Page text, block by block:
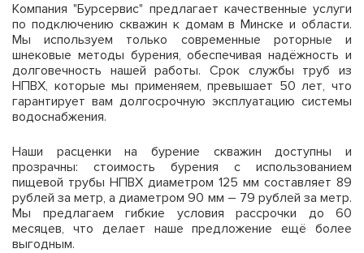
Компания "Бурсервис" предлагает качественные услуги
по подключению скважин к домам в Минске и области.
Мы используем только современные роторные и
шнековые методы бурения, обеспечивая надёжность и
долговечность нашей работы. Срок службы труб из
НПВХ, которые мы применяем, превышает 50 лет, что
гарантирует вам долгосрочную эксплуатацию системы
водоснабжения.
Наши расценки на бурение скважин доступны и
прозрачны: стоимость бурения с использованием
пищевой трубы НПВХ диаметром 125 мм составляет 89
рублей за метр, а диаметром 90 мм – 79 рублей за метр.
Мы предлагаем гибкие условия рассрочки до 60
месяцев, что делает наше предложение ещё более
выгодным.